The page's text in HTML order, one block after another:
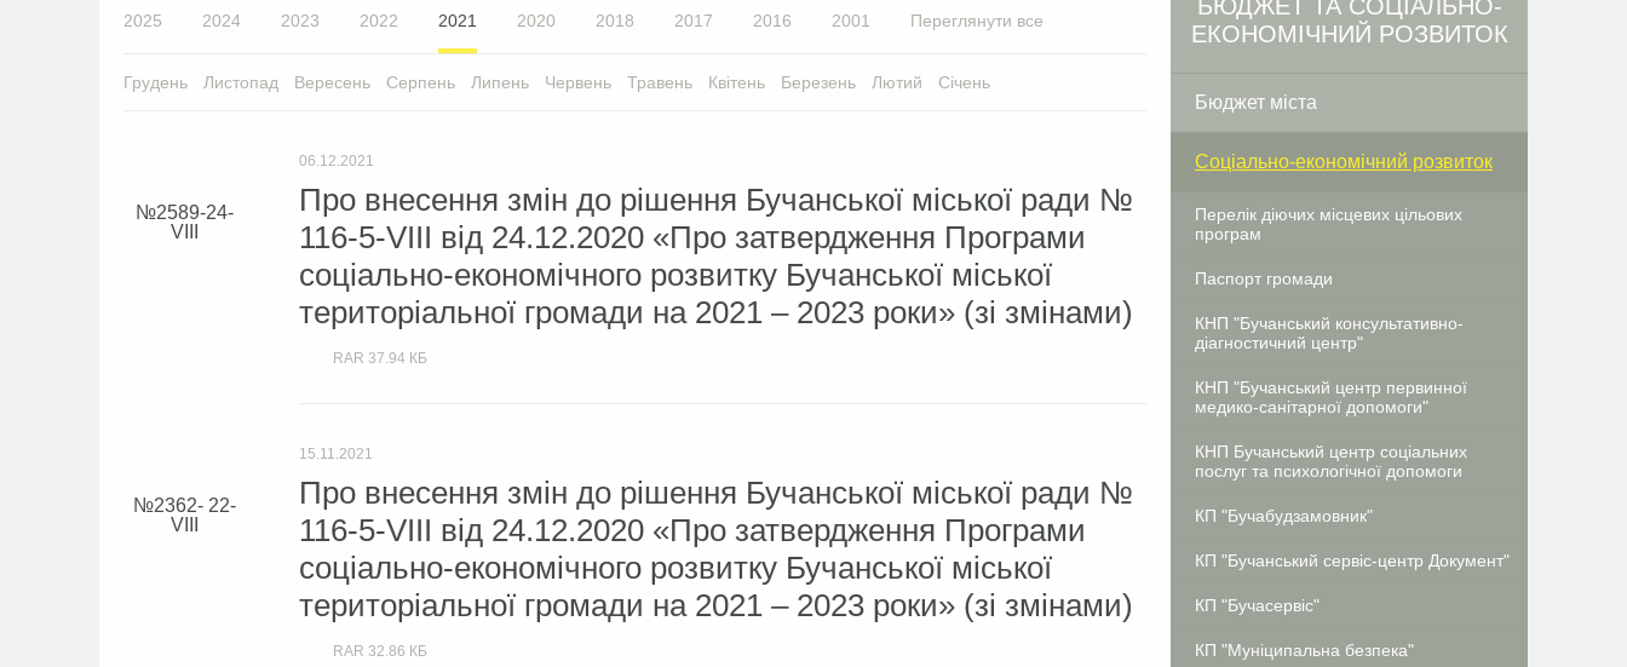
2025 2024 2023 2022 2021 2020 2018 2017 2016 2001 Переглянути все
Грудень Листопад Вересень Серпень Липень Червень Травень Квітень Березень Лютий Січень
2589-24-
VIІІ
06.12.2021
Про внесення змін до рішення Бучанської міської ради №
116-5-VIII від 24.12.2020 «Про затвердження Програми
соціально-економічного розвитку Бучанської міської
територіальної громади на 2021 – 2023 роки» (зі змінами)
RAR 37.94 КБ
2362- 22-
VIII
15.11.2021
Про внесення змін до рішення Бучанської міської ради №
116-5-VIII від 24.12.2020 «Про затвердження Програми
соціально-економічного розвитку Бучанської міської
територіальної громади на 2021 – 2023 роки» (зі змінами)
RAR 32.86 КБ
БЮДЖЕТ ТА СОЦІАЛЬНО-
ЕКОНОМІЧНИЙ РОЗВИТОК
Бюджет міста
Соціально-економічний розвиток
Перелік діючих місцевих цільових
програм
Паспорт громади
КНП "Бучанський консультативно-
діагностичний центр"
КНП "Бучанський центр первинної
медико-санітарної допомоги"
КНП Бучанський центр соціальних
послуг та психологічної допомоги
КП "Бучабудзамовник"
КП "Бучанський сервіс-центр Документ"
КП "Бучасервіс"
КП "Муніципальна безпека"